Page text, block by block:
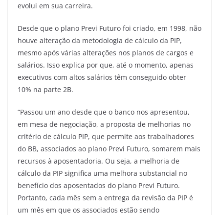
evolui em sua carreira.
Desde que o plano Previ Futuro foi criado, em 1998, não
houve alteração da metodologia de cálculo da PIP,
mesmo após várias alterações nos planos de cargos e
salários. Isso explica por que, até o momento, apenas
executivos com altos salários têm conseguido obter
10% na parte 2B.
“Passou um ano desde que o banco nos apresentou,
em mesa de negociação, a proposta de melhorias no
critério de cálculo PIP, que permite aos trabalhadores
do BB, associados ao plano Previ Futuro, somarem mais
recursos à aposentadoria. Ou seja, a melhoria de
cálculo da PIP significa uma melhora substancial no
benefício dos aposentados do plano Previ Futuro.
Portanto, cada mês sem a entrega da revisão da PIP é
um mês em que os associados estão sendo